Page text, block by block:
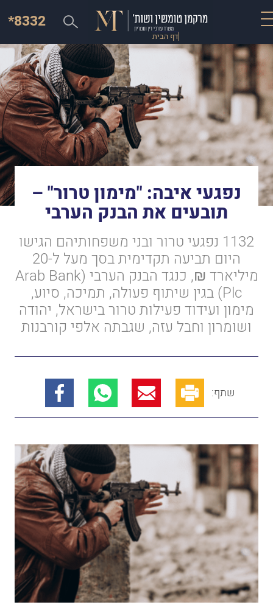
דף הבית
*8332
נפגעי איבה: "מימון טרור" –
תובעים את הבנק הערבי
1132 נפגעי טרור ובני משפחותיהם הגישו
היום תביעה תקדימית בסך מעל ל-20
מיליארד ₪, כנגד הבנק הערבי (Arab Bank
Plc) בגין שיתוף פעולה, תמיכה, סיוע,
מימון ועידוד פעילות טרור בישראל, יהודה
ושומרון וחבל עזה, שגבתה אלפי קורבנות
שתף: